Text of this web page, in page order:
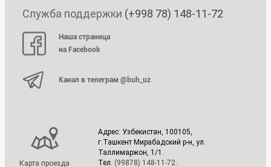
Служба поддержки (+998 78) 148-11-72
Наша страница
на Facebook
Канал в телеграм @buh_uz
Карта проезда
Адрес: Узбекистан, 100105,
г.Ташкент Мирабадский р-н, ул.
Таллимаржон, 1/1.
Тел. (99878) 148-11-72